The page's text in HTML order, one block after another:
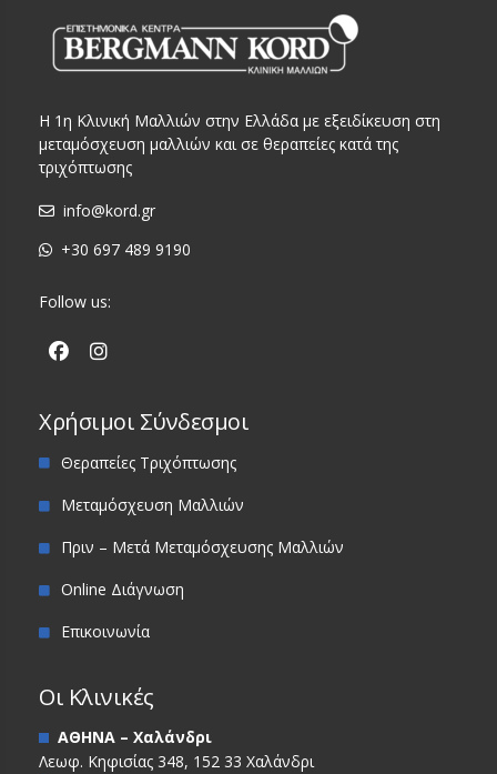
Η 1η Κλινική Μαλλιών στην Ελλάδα με εξειδίκευση στη
μεταμόσχευση μαλλιών και σε θεραπείες κατά της
τριχόπτωσης
info@kord.gr
+30 697 489 9190
Follow us:
Χρήσιμοι Σύνδεσμοι
Θεραπείες Τριχόπτωσης
Μεταμόσχευση Μαλλιών
Πριν – Μετά Μεταμόσχευσης Μαλλιών
Online Διάγνωση
Επικοινωνία
Οι Κλινικές
ΑΘΗΝΑ – Χαλάνδρι
Λεωφ. Κηφισίας 348, 152 33 Χαλάνδρι